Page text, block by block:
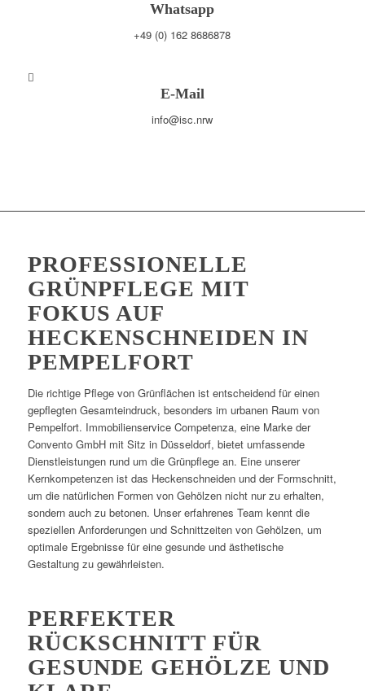
Whatsapp
+49 (0) 162 8686878
E-Mail
info@isc.nrw
PROFESSIONELLE
GRÜNPFLEGE MIT
FOKUS AUF
HECKENSCHNEIDEN IN
PEMPELFORT
Die richtige Pflege von Grünflächen ist entscheidend für einen
gepflegten Gesamteindruck, besonders im urbanen Raum von
Pempelfort. Immobilienservice Competenza, eine Marke der
Convento GmbH mit Sitz in Düsseldorf, bietet umfassende
Dienstleistungen rund um die Grünpflege an. Eine unserer
Kernkompetenzen ist das Heckenschneiden und der Formschnitt,
um die natürlichen Formen von Gehölzen nicht nur zu erhalten,
sondern auch zu betonen. Unser erfahrenes Team kennt die
speziellen Anforderungen und Schnittzeiten von Gehölzen, um
optimale Ergebnisse für eine gesunde und ästhetische
Gestaltung zu gewährleisten.
PERFEKTER
RÜCKSCHNITT FÜR
GESUNDE GEHÖLZE UND